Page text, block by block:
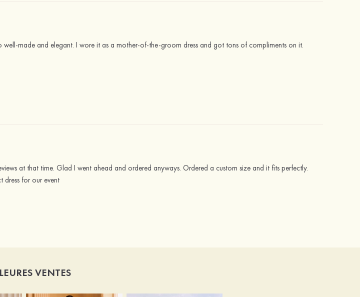
well-made and elegant. I wore it as a mother-of-the-groom dress and got tons of compliments on it.
at that time. Glad I went ahead and ordered anyways. Ordered a custom size and it fits perfectly.
dress for our event
VENTES